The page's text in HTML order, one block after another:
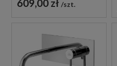
609,00 zł szt.